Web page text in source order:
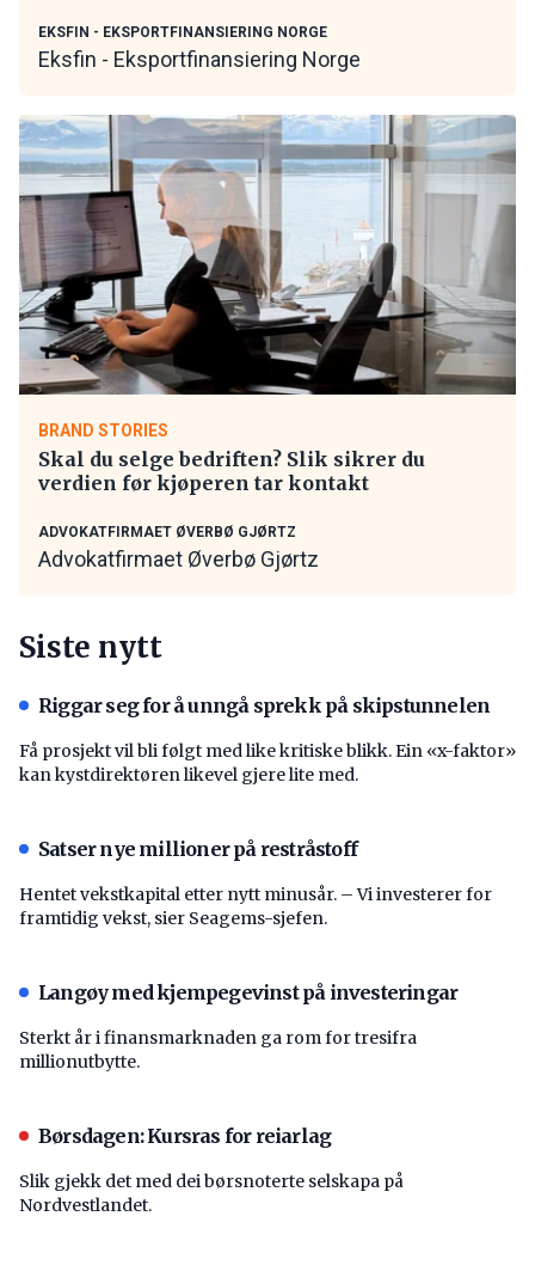
EKSFIN - EKSPORTFINANSIERING NORGE
Eksfin - Eksportfinansiering Norge
BRAND STORIES
Skal du selge bedriften? Slik sikrer du
verdien før kjøperen tar kontakt
ADVOKATFIRMAET ØVERBØ GJØRTZ
Advokatfirmaet Øverbø Gjørtz
Siste nytt
Riggar seg for å unngå sprekk på skipstunnelen
Få prosjekt vil bli følgt med like kritiske blikk. Ein «x-faktor»
kan kystdirektøren likevel gjere lite med.
Satser nye millioner på restråstoff
Hentet vekstkapital etter nytt minusår. – Vi investerer for
framtidig vekst, sier Seagems-sjefen.
Langøy med kjempegevinst på investeringar
Sterkt år i finansmarknaden ga rom for tresifra
millionutbytte.
Børsdagen: Kursras for reiarlag
Slik gjekk det med dei børsnoterte selskapa på
Nordvestlandet.